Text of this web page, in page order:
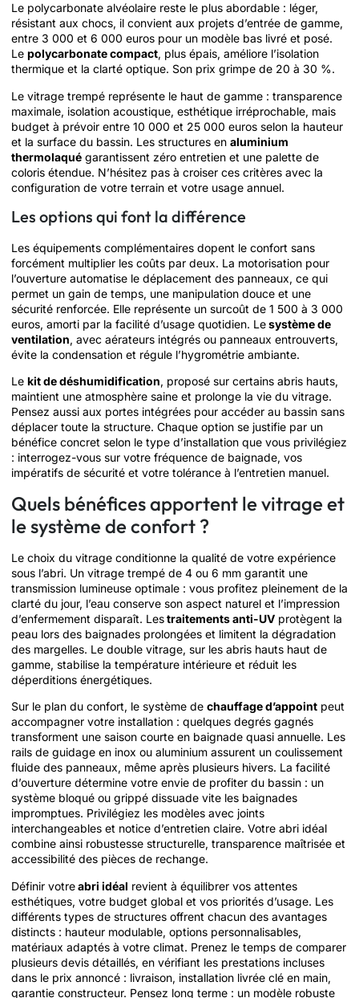
Le polycarbonate alvéolaire reste le plus abordable : léger,
résistant aux chocs, il convient aux projets d’entrée de gamme,
entre 3 000 et 6 000 euros pour un modèle bas livré et posé.
Le polycarbonate compact, plus épais, améliore l’isolation
thermique et la clarté optique. Son prix grimpe de 20 à 30 %.
Le vitrage trempé représente le haut de gamme : transparence
maximale, isolation acoustique, esthétique irréprochable, mais
budget à prévoir entre 10 000 et 25 000 euros selon la hauteur
et la surface du bassin. Les structures en aluminium
thermolaqué garantissent zéro entretien et une palette de
coloris étendue. N’hésitez pas à croiser ces critères avec la
configuration de votre terrain et votre usage annuel.
Les options qui font la différence
Les équipements complémentaires dopent le confort sans
forcément multiplier les coûts par deux. La motorisation pour
l’ouverture automatise le déplacement des panneaux, ce qui
permet un gain de temps, une manipulation douce et une
sécurité renforcée. Elle représente un surcoût de 1 500 à 3 000
euros, amorti par la facilité d’usage quotidien. Lesystème de
ventilation, avec aérateurs intégrés ou panneaux entrouverts,
évite la condensation et régule l’hygrométrie ambiante.
Le kit de déshumidification, proposé sur certains abris hauts,
maintient une atmosphère saine et prolonge la vie du vitrage.
Pensez aussi aux portes intégrées pour accéder au bassin sans
déplacer toute la structure. Chaque option se justifie par un
bénéfice concret selon le type d’installation que vous privilégiez
: interrogez-vous sur votre fréquence de baignade, vos
impératifs de sécurité et votre tolérance à l’entretien manuel.
Quels bénéfices apportent le vitrage et
le système de confort ?
Le choix du vitrage conditionne la qualité de votre expérience
sous l’abri. Un vitrage trempé de 4 ou 6 mm garantit une
transmission lumineuse optimale : vous profitez pleinement de la
clarté du jour, l’eau conserve son aspect naturel et l’impression
d’enfermement disparaît. Lestraitements anti-UV protègent la
peau lors des baignades prolongées et limitent la dégradation
des margelles. Le double vitrage, sur les abris hauts haut de
gamme, stabilise la température intérieure et réduit les
déperditions énergétiques.
Sur le plan du confort, le système de chauffage d’appoint peut
accompagner votre installation : quelques degrés gagnés
transforment une saison courte en baignade quasi annuelle. Les
rails de guidage en inox ou aluminium assurent un coulissement
fluide des panneaux, même après plusieurs hivers. La facilité
d’ouverture détermine votre envie de profiter du bassin : un
système bloqué ou grippé dissuade vite les baignades
impromptues. Privilégiez les modèles avec joints
interchangeables et notice d’entretien claire. Votre abri idéal
combine ainsi robustesse structurelle, transparence maîtrisée et
accessibilité des pièces de rechange.
Définir votreabri idéal revient à équilibrer vos attentes
esthétiques, votre budget global et vos priorités d’usage. Les
différents types de structures offrent chacun des avantages
distincts : hauteur modulable, options personnalisables,
matériaux adaptés à votre climat. Prenez le temps de comparer
plusieurs devis détaillés, en vérifiant les prestations incluses
dans le prix annoncé : livraison, installation livrée clé en main,
garantie constructeur. Pensez long terme : un modèle robuste